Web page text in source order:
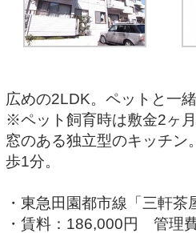
広めの2LDK。ペットと一
※ペット飼育時は敷金2ヶ月
窓のある独立型のキッチン
歩1分。
・東急田園都市線「三軒
・賃料：186,000円 管理